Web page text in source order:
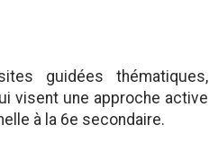
guidées thématiques,
visent une approche active
à la 6e secondaire.